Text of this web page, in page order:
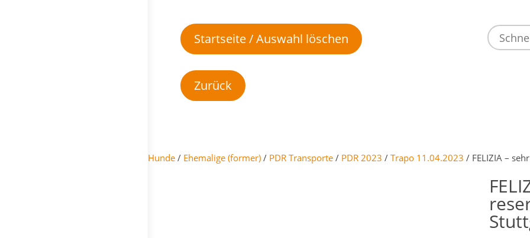
Startseite / Auswahl löschen
Hunde / Ehemalige (former) / PDR Transporte / PDR 2023 / Trapo 11.04.2023 / FELIZIA –